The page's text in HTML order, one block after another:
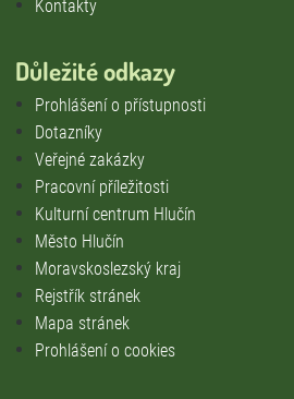
Kontakty
Důležité odkazy
Prohlášení o přístupnosti
Dotazníky
Veřejné zakázky
Pracovní příležitosti
Kulturní centrum Hlučín
Město Hlučín
Moravskoslezský kraj
Rejstřík stránek
Mapa stránek
Prohlášení o cookies